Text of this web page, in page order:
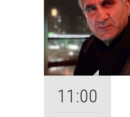
11:00